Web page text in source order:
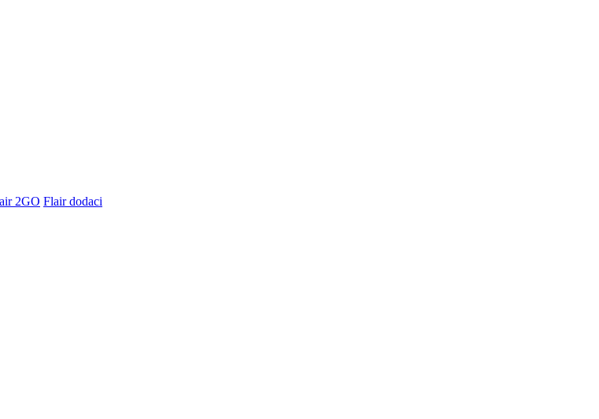
2GO Flair dodaci